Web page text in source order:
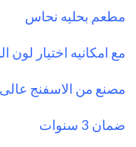
مطعم بحليه نحاس
مع امكانيه اختيار
مصنع من الاسفنج عالى
ضمان 3 سنوات